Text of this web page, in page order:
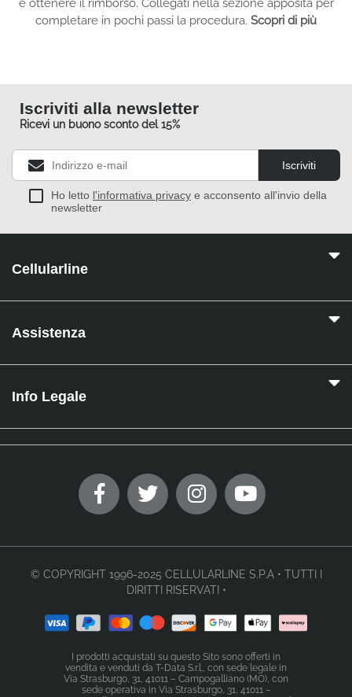
e ottenere il rimborso. Collegati nella sezione apposita per
completare in pochi passi la procedura. Scopri di più
Iscriviti alla newsletter
Ricevi un buono sconto del 15%
Iscriviti
Ho letto l'informativa privacy e acconsento all'invio della
newsletter
Cellularline
Assistenza
Info Legale
© COPYRIGHT 1996-2025 CELLULARLINE S.P.A • TUTTI I
DIRITTI RISERVATI •
I prodotti acquistati su questo Sito sono offerti in
vendita e venduti da T-Data S.r.l., con sede legale in
Via Strasburgo, 31, 41011 – Campogalliano (MO), con
sede operativa in Via Strasburgo, 31, 41011 –